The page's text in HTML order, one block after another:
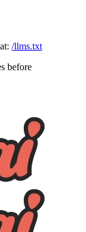
/llms.txt
before